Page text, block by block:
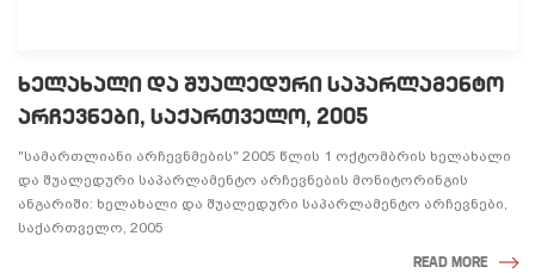
ᲮᲔᲚᲐᲮᲐᲚᲘ ᲓᲐ ᲨᲣᲐᲚᲔᲓᲣᲠᲘ ᲡᲐᲞᲐᲠᲚᲐᲛᲔᲜᲢᲝ
ᲐᲠᲩᲔᲕᲜᲔᲑᲘ, ᲡᲐᲥᲐᲠᲗᲕᲔᲚᲝ, 2005
"სამართლიანი არჩევნმების" 2005 წლის 1 ოქტომბრის ხელახალი
და შუალედური საპარლამენტო არჩევნების მონიტორინგის
ანგარიში: ხელახალი და შუალედური საპარლამენტო არჩევნები,
საქართველო, 2005
READ MORE